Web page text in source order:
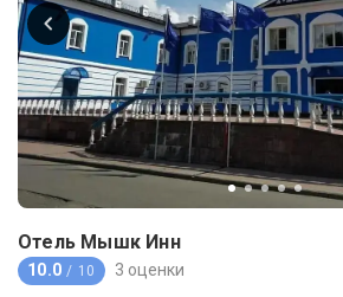
Отель Мышк Инн
10.0 / 10 3 оценки